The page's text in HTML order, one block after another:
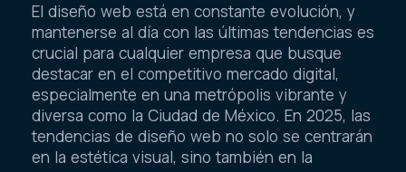
El diseño web está en constante evolución, y
mantenerse al día con las últimas tendencias es
crucial para cualquier empresa que busque
destacar en el competitivo mercado digital,
especialmente en una metrópolis vibrante y
diversa como la Ciudad de México. En 2025, las
tendencias de diseño web no solo se centrarán
en la estética visual, sino también en la